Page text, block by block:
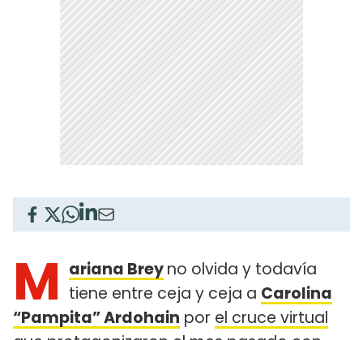
M ariana Breyno olvida y todavía
tiene entre ceja y ceja a Carolina
“Pampita” Ardohain por el cruce virtual